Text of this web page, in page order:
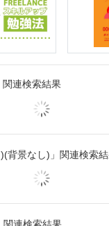
連検索結果
背景なし)」関連検索